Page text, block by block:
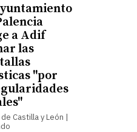
a Adif
las
"por
Castilla y León |